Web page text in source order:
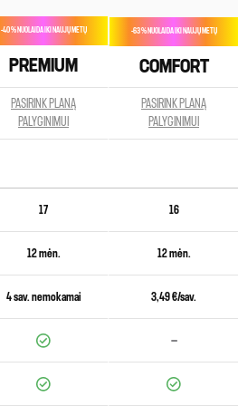
-40 % NUOLAIDA IKI NAUJŲ METŲ
PREMIUM
-63 % NUOLAIDA IKI NAUJŲ METŲ
COMFORT
PASIRINK PLANĄ
PALYGINIMUI
PASIRINK PLANĄ
PALYGINIMUI
17 16
12 mėn. 12 mėn.
4 sav. nemokamai 3,49 €/sav.
—